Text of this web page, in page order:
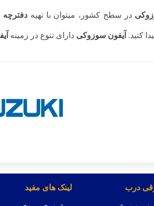
در سطح کشور، میتوان با تهیه
کنید. آیفون سوزوکی دارای تنوع در زمینه
درب لینک های مفید